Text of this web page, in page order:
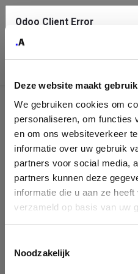
Deze website maakt
We gebruiken cookies om
personaliseren, om functies
en om ons websiteverkeer
informatie over uw gebruik
partners voor social media,
partners kunnen deze
informatie die u aan ze
verzameld op basis van uw
Noodzakelijk
Company
Identification
Please fill in your
You can search a company in our
enterprise ID. When a company
form. If you don't find your
Odoo Client Error
service.
See details
Ok